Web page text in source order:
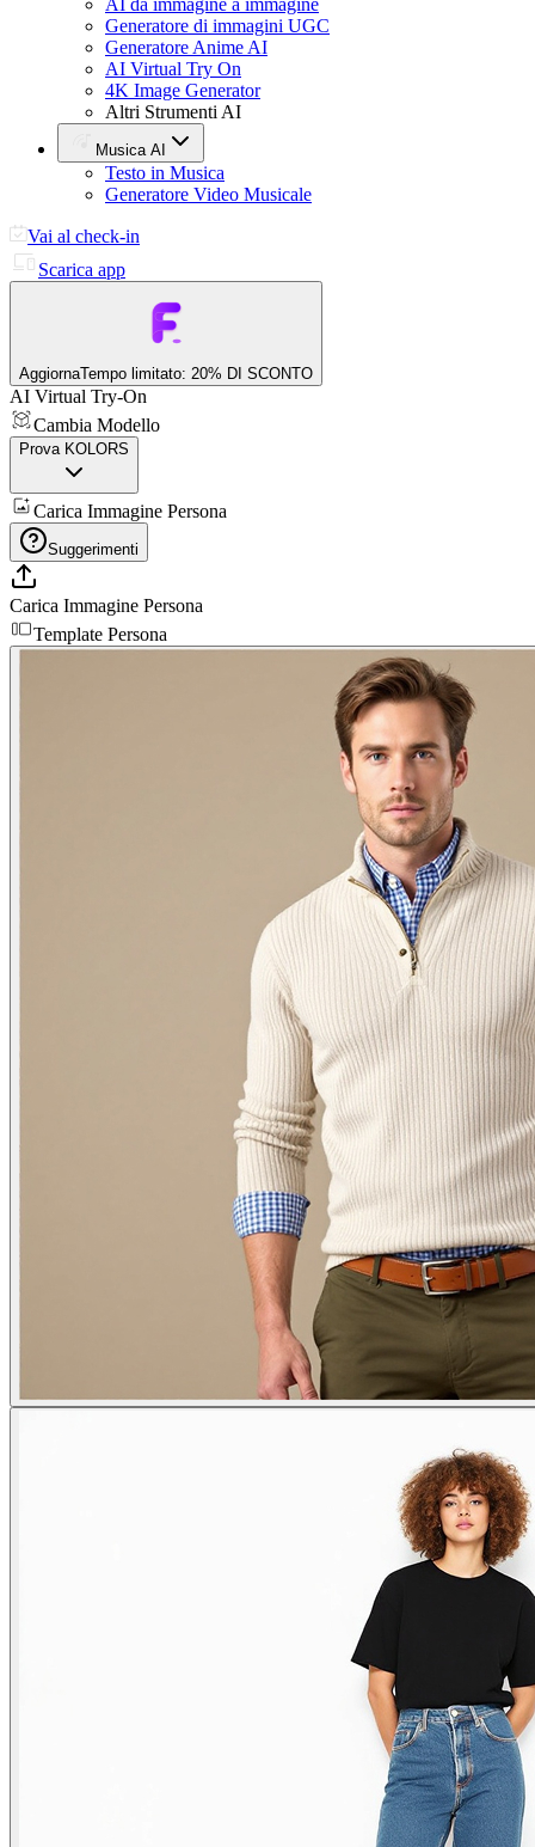
AI da immagine a immagine
Generatore di immagini UGC
Generatore Anime AI
AI Virtual Try On
4K Image Generator
Altri Strumenti AI
Musica AI
Testo in Musica
Generatore Video Musicale
Vai al check-in
Scarica app
AggiornaTempo limitato: 20% DI SCONTO
AI Virtual Try-On
Cambia Modello
Prova KOLORS
Carica Immagine Persona
Suggerimenti
Carica Immagine Persona
Template Persona